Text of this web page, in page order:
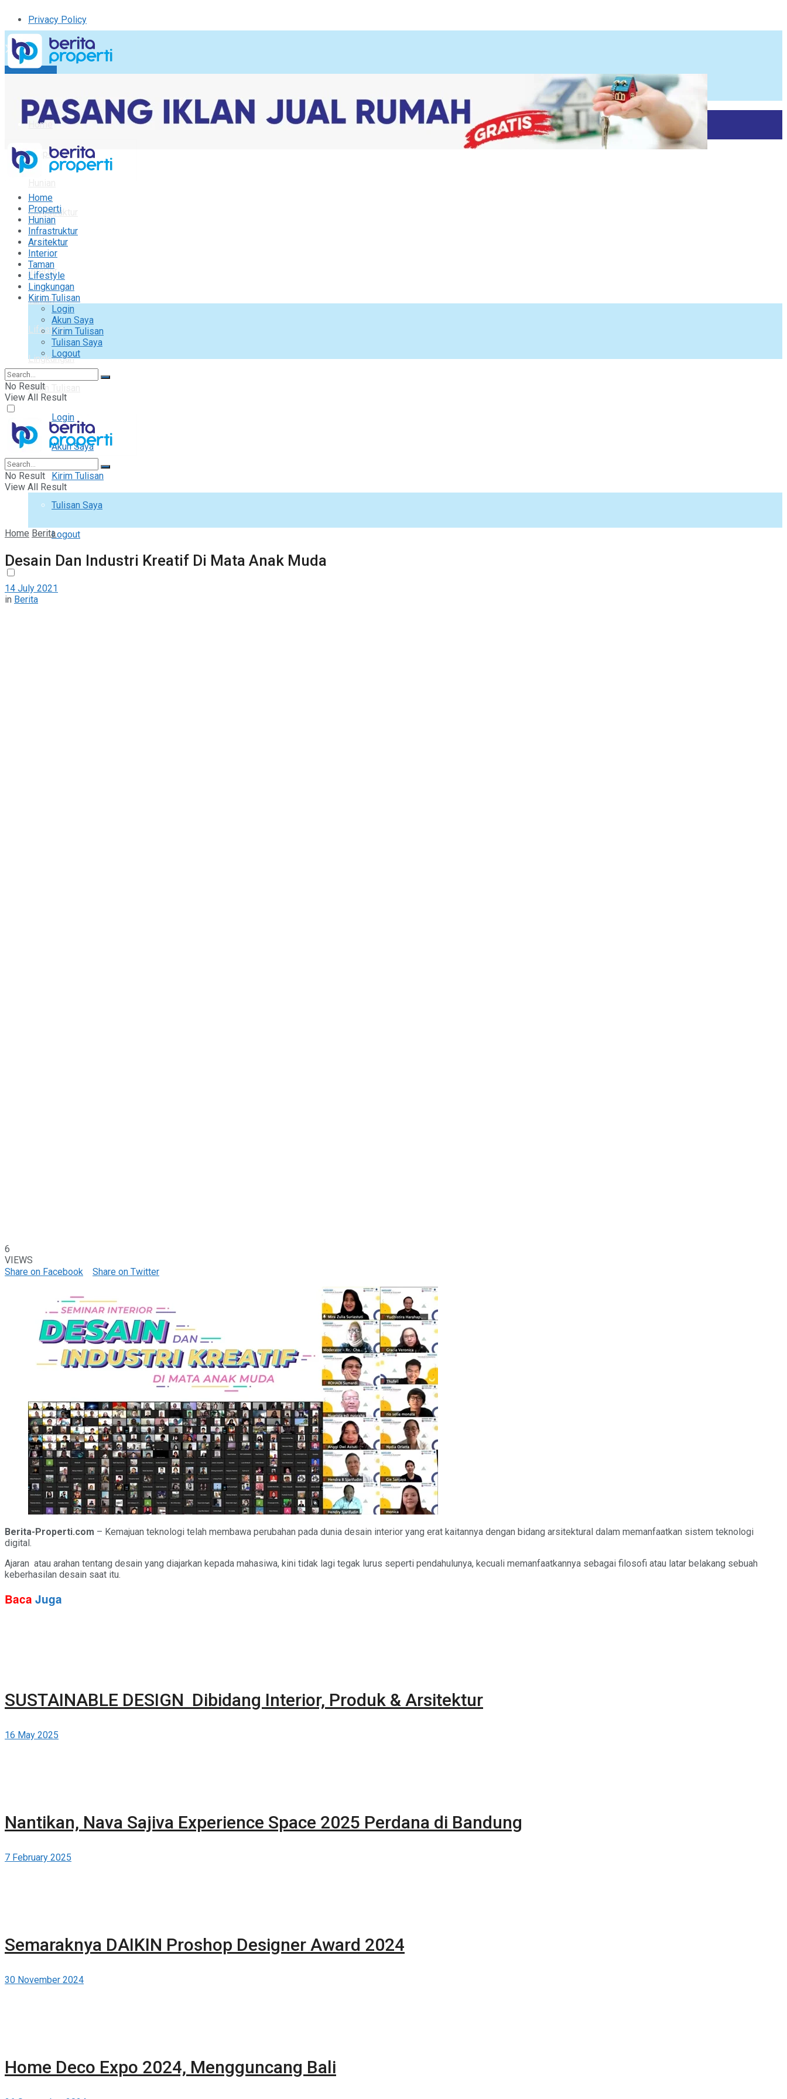
Privacy Policy
Kirim Tulisan
Logout
Home
Properti
Infrastruktur
Arsitektur
Interior
Taman
Lifestyle
Lingkungan
Kirim Tulisan
Login
Akun Saya
Kirim Tulisan
Tulisan Saya
Logout
Home
Properti
Hunian
Infrastruktur
Arsitektur
Interior
Taman
Lifestyle
Lingkungan
Kirim Tulisan
Login
Akun Saya
Kirim Tulisan
Tulisan Saya
Logout
No Result
View All Result
No Result
View All Result
Home Berita
Desain Dan Industri Kreatif Di Mata Anak Muda
14 July 2021
in Berita
6
VIEWS
Share on Facebook
Share on Twitter
Berita-Properti.com – Kemajuan teknologi telah membawa perubahan pada dunia desain interior yang erat kaitannya dengan bidang arsitektural dalam memanfaatkan sistem teknologi
digital.
Ajaran atau arahan tentang desain yang diajarkan kepada mahasiwa, kini tidak lagi tegak lurus seperti pendahulunya, kecuali memanfaatkannya sebagai filosofi atau latar belakang sebuah
keberhasilan desain saat itu.
Baca Juga
SUSTAINABLE DESIGN Dibidang Interior, Produk & Arsitektur
16 May 2025
Nantikan, Nava Sajiva Experience Space 2025 Perdana di Bandung
7 February 2025
Semaraknya DAIKIN Proshop Designer Award 2024
30 November 2024
Home Deco Expo 2024, Mengguncang Bali